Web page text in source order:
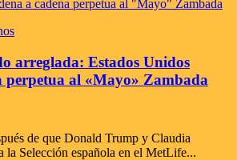
arreglada: Estados Unidos
perpetua al «Mayo» Zambada
de que Donald Trump y Claudia
la Selección española en el MetLife...